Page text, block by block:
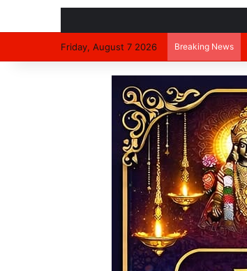
Friday, August 7 2026 Breaking News